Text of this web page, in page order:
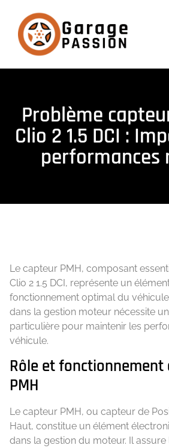
Problème
Clio 2 1.5 DCI :
performances
Le capteur PMH, composant
Clio 2 1.5 DCI, représente un
fonctionnement optimal du
dans la gestion moteur nécessite
particulière pour maintenir les
véhicule.
Rôle et fonctionnement
PMH
Le capteur PMH, ou capteur de
Haut, constitue un élément
dans la gestion du moteur. Il